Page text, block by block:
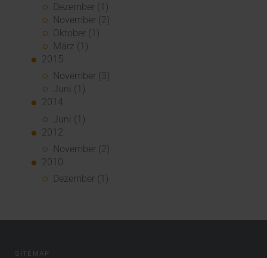
Dezember (1)
November (2)
Oktober (1)
März (1)
2015
November (3)
Juni (1)
2014
Juni (1)
2012
November (2)
2010
Dezember (1)
SITEMAP